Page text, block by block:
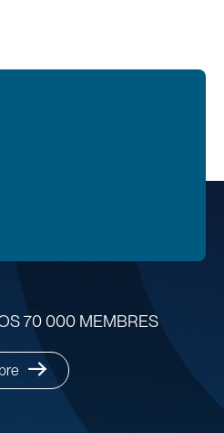
70 000 MEMBRES